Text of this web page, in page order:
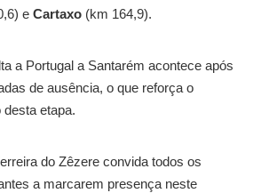
e Cartaxo (km 164,9).
a Portugal a Santarém acontece após
de ausência, o que reforça o
etapa.
do Zêzere convida todos os
a marcarem presença neste